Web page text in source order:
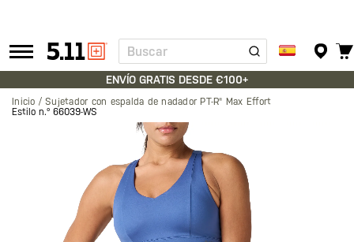
Tactical
Gear
Buscar
ENVÍO GRATIS DESDE €100+
Inicio
Sujetador con espalda de nadador PT-R® Max Effort
Estilo n.º 66039-WS